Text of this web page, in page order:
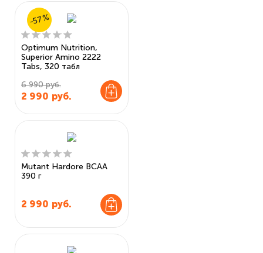
Optimum Nutrition,
Superior Amino 2222
Tabs, 320 табл
6 990 руб.
2 990 руб.
-57%
Mutant Hardore BCAA
390 г
2 990 руб.